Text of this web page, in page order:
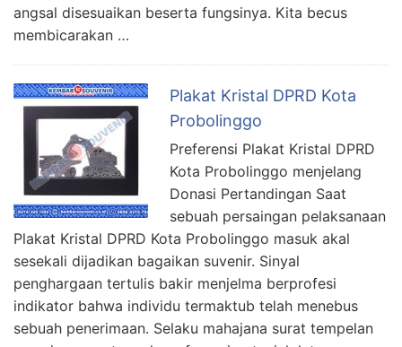
angsal disesuaikan beserta fungsinya. Kita becus
membicarakan …
Plakat Kristal DPRD Kota
Probolinggo
Preferensi Plakat Kristal DPRD
Kota Probolinggo menjelang
Donasi Pertandingan Saat
sebuah persaingan pelaksanaan
Plakat Kristal DPRD Kota Probolinggo masuk akal
sesekali dijadikan bagaikan suvenir. Sinyal
penghargaan tertulis bakir menjelma berprofesi
indikator bahwa individu termaktub telah menebus
sebuah penerimaan. Selaku mahajana surat tempelan